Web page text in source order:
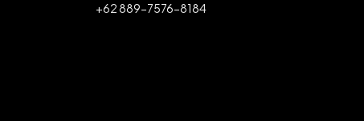
+62 889-7576-8184